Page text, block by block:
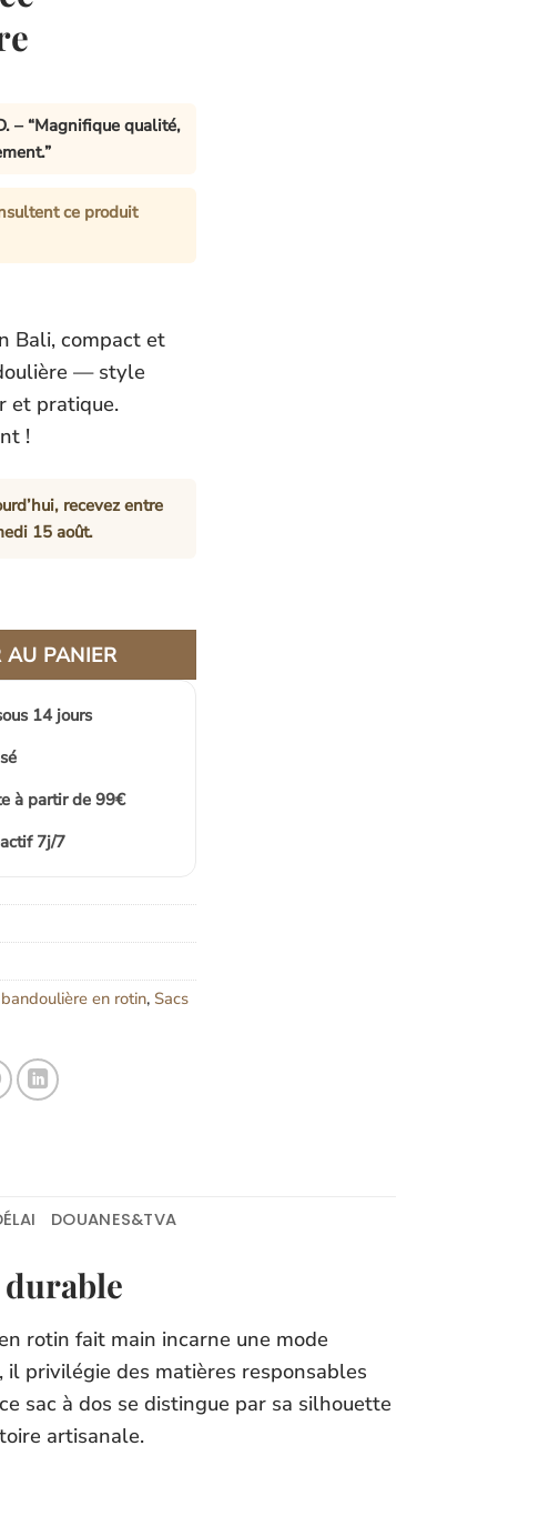
– “Magnifique qualité,
ce produit
Bali, compact et
— style
et pratique.
!
recevez entre
15 août.
Dos Rotin Bali Compact Et Élégant Avec Bandoulière
AU PANIER
14 jours
à partir de 99€
7j/7
en rotin, Sacs
DOUANES&TVA
rotin fait main incarne une mode
privilégie des matières responsables
sac à dos se distingue par sa silhouette
artisanale.